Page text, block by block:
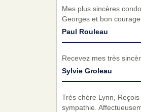
Mes plus sincères
Georges et bon
Paul Rouleau
Recevez mes très
Sylvie Groleau
Très chère Lynn,
sympathie.